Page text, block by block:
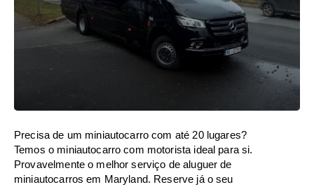
Precisa de um miniautocarro com até 20 lugares?
Temos o miniautocarro com motorista ideal para si.
Provavelmente o melhor serviço de aluguer de
miniautocarros em Maryland. Reserve já o seu